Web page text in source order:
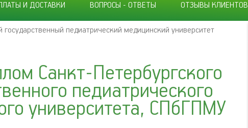
И ДОСТАВКИ ВОПРОСЫ - ОТВЕТЫ ОТЗЫВЫ КЛИЕНТОВ
государственный педиатрический медицинский университет
Санкт-Петербургского
педиатрического
университета, СПбГПМУ